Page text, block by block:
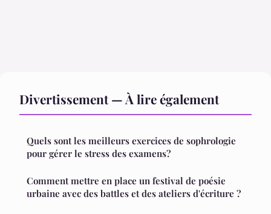
Divertissement — À lire également
Quels sont les meilleurs exercices de sophrologie
pour gérer le stress des examens?
Comment mettre en place un festival de poésie
urbaine avec des battles et des ateliers d'écriture ?